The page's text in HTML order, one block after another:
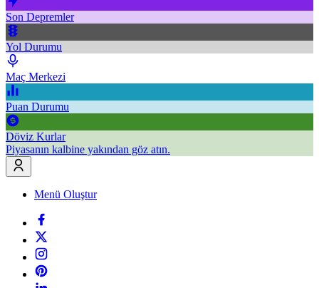
Son Depremler
Yol Durumu
Maç Merkezi
Puan Durumu
Döviz Kurlar
Piyasanın kalbine yakından göz atın.
Menü Oluştur